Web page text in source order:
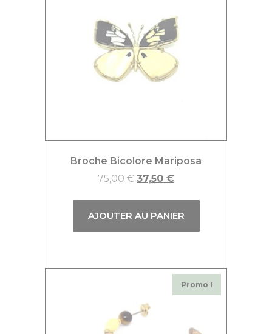
Broche Bicolore Mariposa
75,00€ 37,50 €
AJOUTER AU PANIER
Promo !